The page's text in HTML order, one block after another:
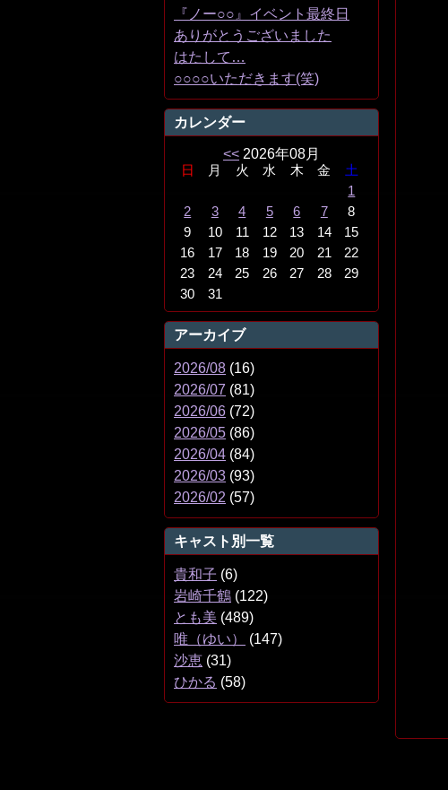
『ノー○○』イベント最終日
ありがとうございました
はたして…
○○○○いただきます(笑)
カレンダー
<< 2026年08月
日 月 火 水 木 金
土
1
2
3 4 5 6 7
8
9
10 11 12 13 14
15
16
17 18 19 20 21
22
23
24 25 26 27 28
29
30
31
アーカイブ
2026/08 (16)
2026/07 (81)
2026/06 (72)
2026/05 (86)
2026/04 (84)
2026/03 (93)
2026/02 (57)
キャスト別一覧
貴和子 (6)
岩崎千鶴 (122)
とも美 (489)
唯（ゆい）
(147)
沙恵 (31)
ひかる (58)